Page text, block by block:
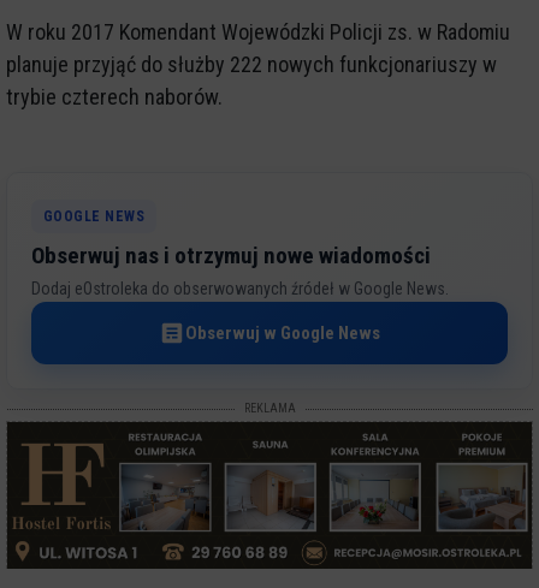
W roku 2017 Komendant Wojewódzki Policji zs. w Radomiu
planuje przyjąć do służby 222 nowych funkcjonariuszy w
trybie czterech naborów.
GOOGLE NEWS
Obserwuj nas i otrzymuj nowe wiadomości
Dodaj eOstroleka do obserwowanych źródeł w Google News.
Obserwuj w Google News
REKLAMA